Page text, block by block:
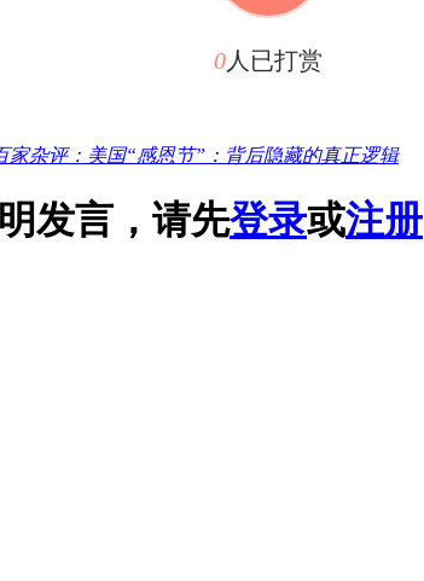
0人已打赏
家杂评：美国“感恩节”：背后隐藏的真正逻辑
发言，请先登录或注册